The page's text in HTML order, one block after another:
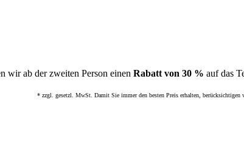
wir ab der zweiten Person einenRabatt von 30 % auf das
* zzgl. gesetzl. MwSt. Damit Sie immer den besten Preis erhalten, berücksichtigen